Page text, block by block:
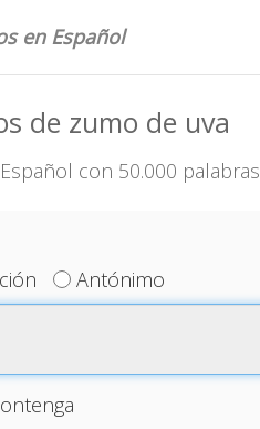
en Español
de zumo de uva
con 50.000 palabras
Antónimo